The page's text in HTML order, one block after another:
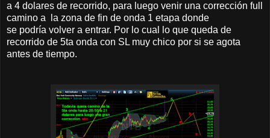
a 4 dolares de recorrido, para luego venir una corrección full
camino a la zona de fin de onda 1 etapa donde
se podría volver a entrar. Por lo cual lo que queda de
recorrido de 5ta onda con SL muy chico por si se agota
antes de tiempo.